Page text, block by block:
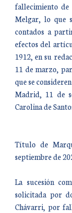
fallecimiento
Melgar, lo que
contados a
efectos del
1912, en su
11 de marzo,
que se
Madrid, 11 de
Carolina de
Título de
septiembre de
La sucesión
solicitada por
Chávarri, por